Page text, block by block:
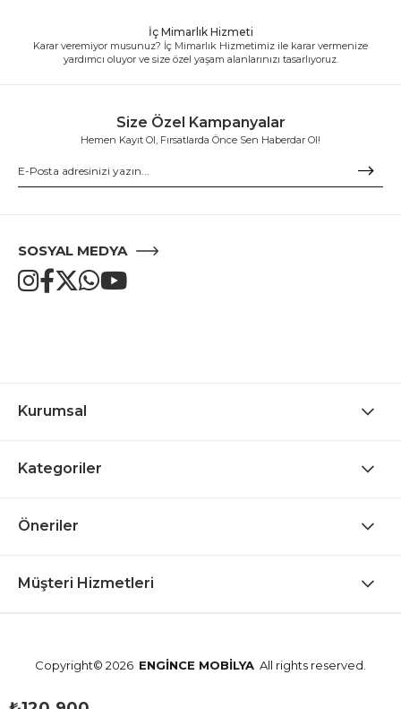
İç Mimarlık Hizmeti
Karar veremiyor musunuz? İç Mimarlık Hizmetimiz ile karar vermenize
yardımcı oluyor ve size özel yaşam alanlarınızı tasarlıyoruz.
Size Özel Kampanyalar
Hemen Kayıt Ol, Fırsatlarda Önce Sen Haberdar Ol!
SOSYAL MEDYA
Kurumsal
Kategoriler
Öneriler
Müşteri Hizmetleri
Copyright© 2026 ENGİNCE MOBİLYA All rights reserved.